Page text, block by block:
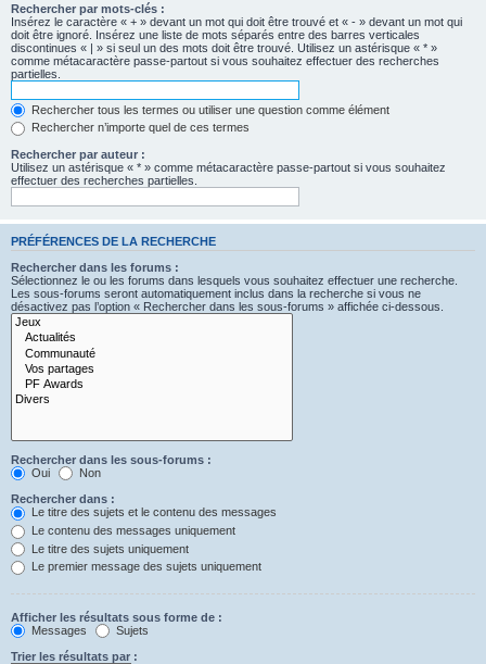
Rechercher par mots-clés :
Insérez le caractère « + » devant un mot qui doit être trouvé et « - » devant un mot qui
doit être ignoré. Insérez une liste de mots séparés entre des barres verticales
discontinues « | » si seul un des mots doit être trouvé. Utilisez un astérisque « * »
comme métacaractère passe-partout si vous souhaitez effectuer des recherches
partielles.
Rechercher tous les termes ou utiliser une question comme élément
Rechercher n’importe quel de ces termes
Rechercher par auteur :
Utilisez un astérisque « * » comme métacaractère passe-partout si vous souhaitez
effectuer des recherches partielles.
PRÉFÉRENCES DE LA RECHERCHE
Rechercher dans les forums :
Sélectionnez le ou les forums dans lesquels vous souhaitez effectuer une recherche.
Les sous-forums seront automatiquement inclus dans la recherche si vous ne
désactivez pas l’option « Rechercher dans les sous-forums » affichée ci-dessous.
Rechercher dans les sous-forums :
Oui
Non
Rechercher dans :
Le titre des sujets et le contenu des messages
Le contenu des messages uniquement
Le titre des sujets uniquement
Le premier message des sujets uniquement
Afficher les résultats sous forme de :
Messages
Sujets
Trier les résultats par :